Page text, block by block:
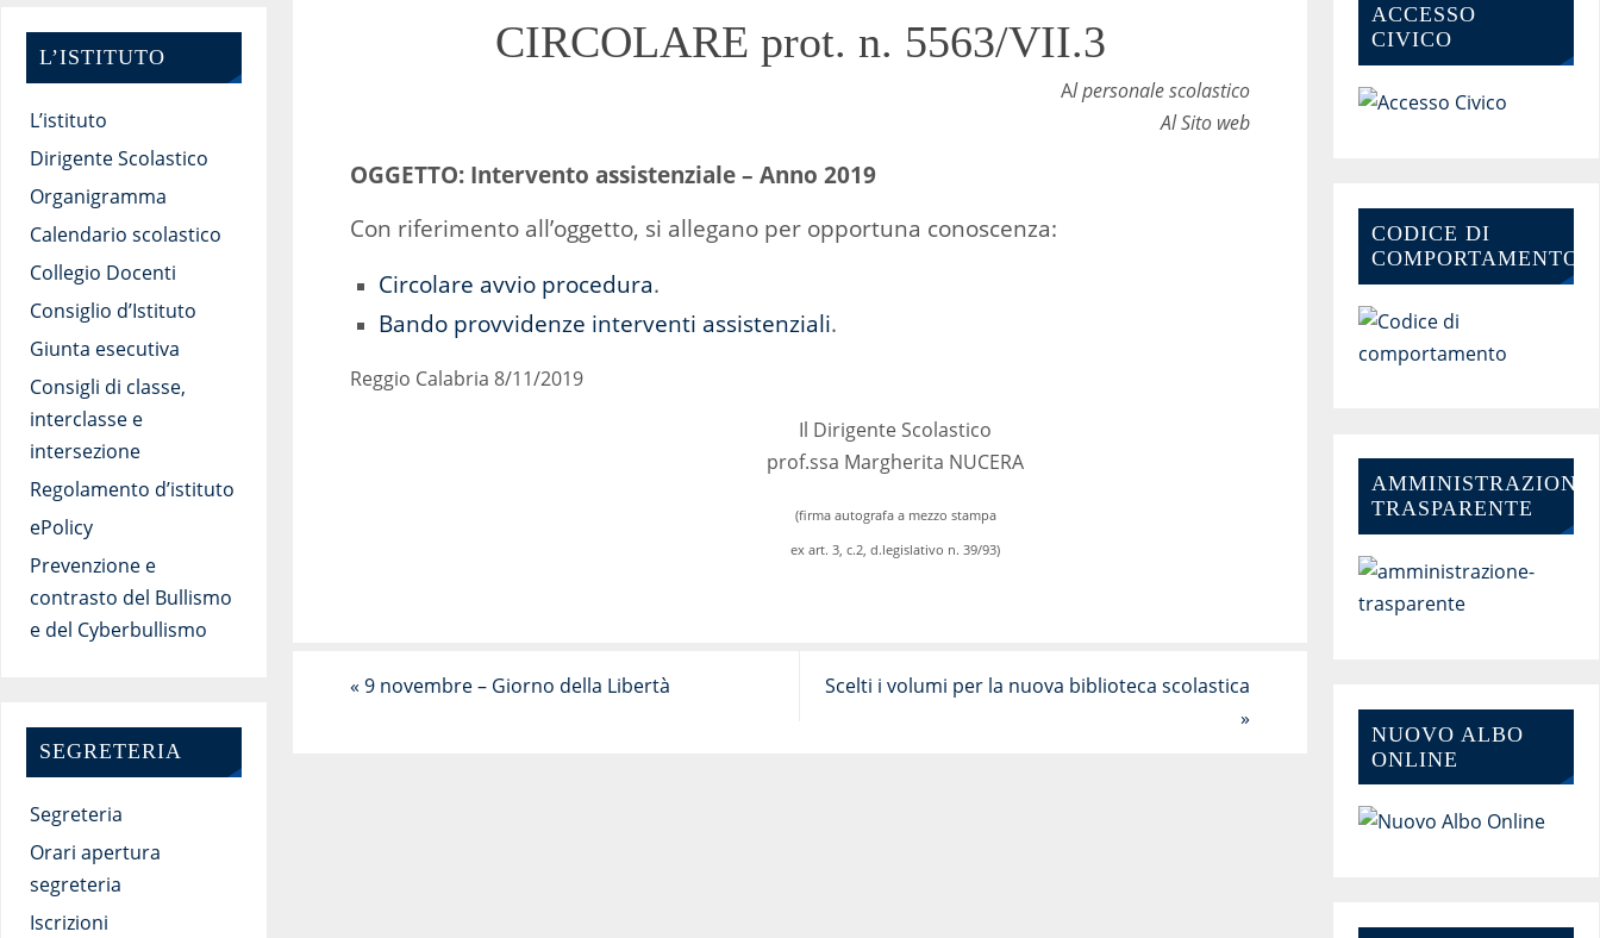
CIRCOLARE prot. n. 5563/VII.3
Al personale scolastico
Al Sito web
OGGETTO: Intervento assistenziale – Anno 2019
Con riferimento all’oggetto, si allegano per opportuna conoscenza:
Circolare avvio procedura.
Bando provvidenze interventi assistenziali.
Reggio Calabria 8/11/2019
Il Dirigente Scolastico
prof.ssa Margherita NUCERA
(firma autografa a mezzo stampa
ex art. 3, c.2, d.legislativo n. 39/93)
« 9 novembre – Giorno della Libertà
Scelti i volumi per la nuova biblioteca scolastica
»
L’ISTITUTO
L’istituto
Dirigente Scolastico
Organigramma
Calendario scolastico
Collegio Docenti
Consiglio d’Istituto
Giunta esecutiva
Consigli di classe,
interclasse e
intersezione
Regolamento d’istituto
ePolicy
Prevenzione e
contrasto del Bullismo
e del Cyberbullismo
SEGRETERIA
Segreteria
Orari apertura
segreteria
Iscrizioni
ACCESSO
CIVICO
CODICE DI
COMPORTAMENTO
AMMINISTRAZIONE-
TRASPARENTE
NUOVO ALBO
ONLINE